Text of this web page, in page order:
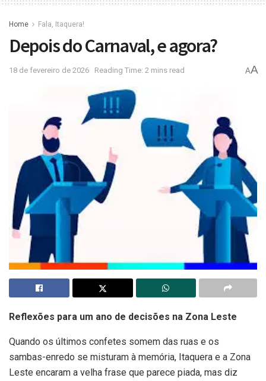
Home Fala, Itaquera!
Depois do Carnaval, e agora?
18 de fevereiro de 2026 Reading Time: 2 mins read AA
Reflexões para um ano de decisões na Zona Leste
Quando os últimos confetes somem das ruas e os
sambas-enredo se misturam à memória, Itaquera e a Zona
Leste encaram a velha frase que parece piada, mas diz